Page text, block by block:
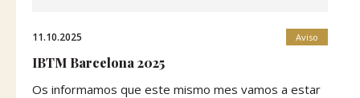
11.10.2025 Aviso
IBTM Barcelona 2025
Os informamos que este mismo mes vamos a estar